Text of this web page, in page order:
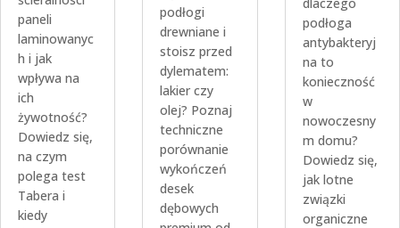
paneli
laminowanyc
h i jak
wpływa na
ich
żywotność?
Dowiedz się,
na czym
polega test
Tabera i
kiedy
podłogi
drewniane i
stoisz przed
dylematem:
lakier czy
olej? Poznaj
techniczne
porównanie
wykończeń
desek
dębowych
podłoga
antybakteryj
na to
konieczność
w
nowoczesny
m domu?
Dowiedz się,
jak lotne
związki
organiczne